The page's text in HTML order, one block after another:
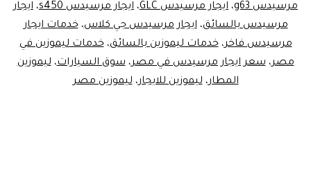
مرسيدس g63
، ايجار مرسيدس GLC ، ايجار مرسيدس s450 ، ايجار
مرسيدس بالسائق،ايجار مرسيدس جي كلاس،خدمات ايجار
مرسيدس فاخر،خدمات ليموزين بالسائق،خدمات ليموزين في
مصر،سعر ايجار مرسيدس في مصر،سوق السيارات،ليموزين
المطار،ليموزين للايجار،ليموزين مصر